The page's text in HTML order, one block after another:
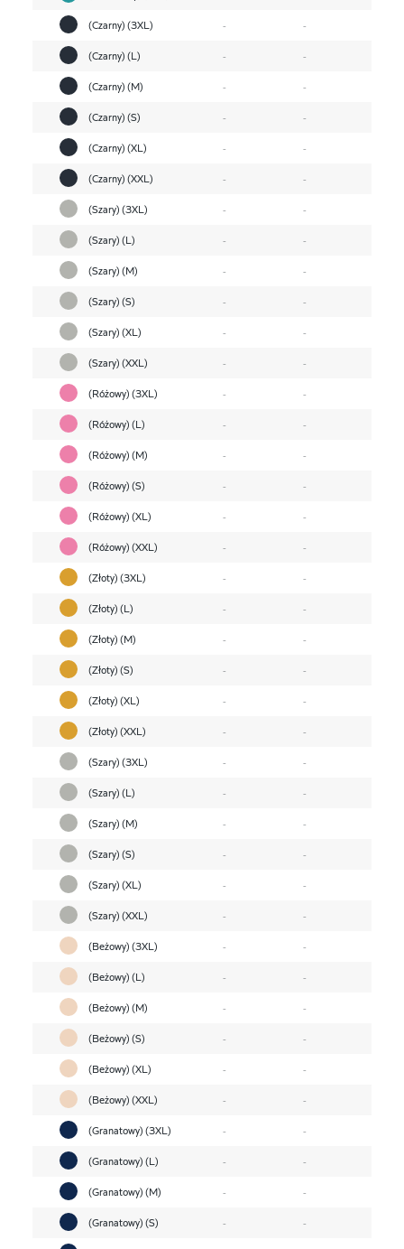
(Czarny) (3XL)
-
-
(Czarny) (L)
-
-
(Czarny) (M)
-
-
(Czarny) (S)
-
-
(Czarny) (XL)
-
-
(Czarny) (XXL)
-
-
(Szary) (3XL)
-
-
(Szary) (L)
-
-
(Szary) (M)
-
-
(Szary) (S)
-
-
(Szary) (XL)
-
-
(Szary) (XXL)
-
-
(Różowy) (3XL)
-
-
(Różowy) (L)
-
-
(Różowy) (M)
-
-
(Różowy) (S)
-
-
(Różowy) (XL)
-
-
(Różowy) (XXL)
-
-
(Złoty) (3XL)
-
-
(Złoty) (L)
-
-
(Złoty) (M)
-
-
(Złoty) (S)
-
-
(Złoty) (XL)
-
-
(Złoty) (XXL)
-
-
(Szary) (3XL)
-
-
(Szary) (L)
-
-
(Szary) (M)
-
-
(Szary) (S)
-
-
(Szary) (XL)
-
-
(Szary) (XXL)
-
-
(Beżowy) (3XL)
-
-
(Beżowy) (L)
-
-
(Beżowy) (M)
-
-
(Beżowy) (S)
-
-
(Beżowy) (XL)
-
-
(Beżowy) (XXL)
-
-
(Granatowy) (3XL)
-
-
(Granatowy) (L)
-
-
(Granatowy) (M)
-
-
(Granatowy) (S)
-
-